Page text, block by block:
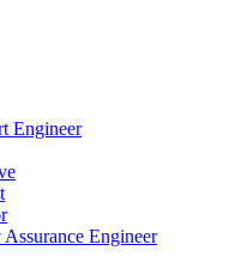
Engineer
Engineer